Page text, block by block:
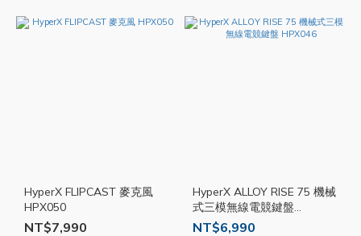
HyperX FLIPCAST 麥克風
HPX050
NT$7,990
HyperX ALLOY RISE 75 機械
式三模無線電競鍵盤
HPX046
NT$6,990